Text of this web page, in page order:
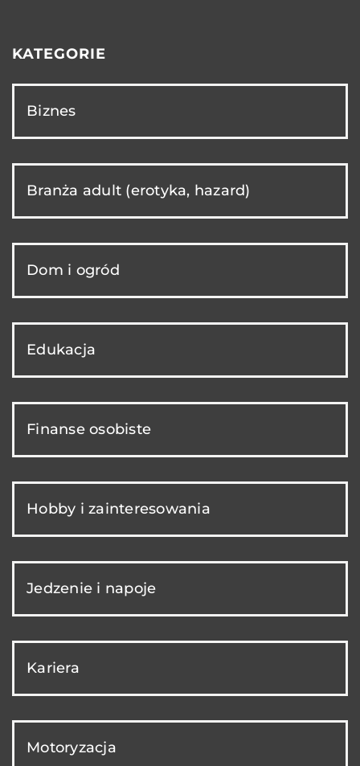
KATEGORIE
Biznes
Branża adult (erotyka, hazard)
Dom i ogród
Edukacja
Finanse osobiste
Hobby i zainteresowania
Jedzenie i napoje
Kariera
Motoryzacja